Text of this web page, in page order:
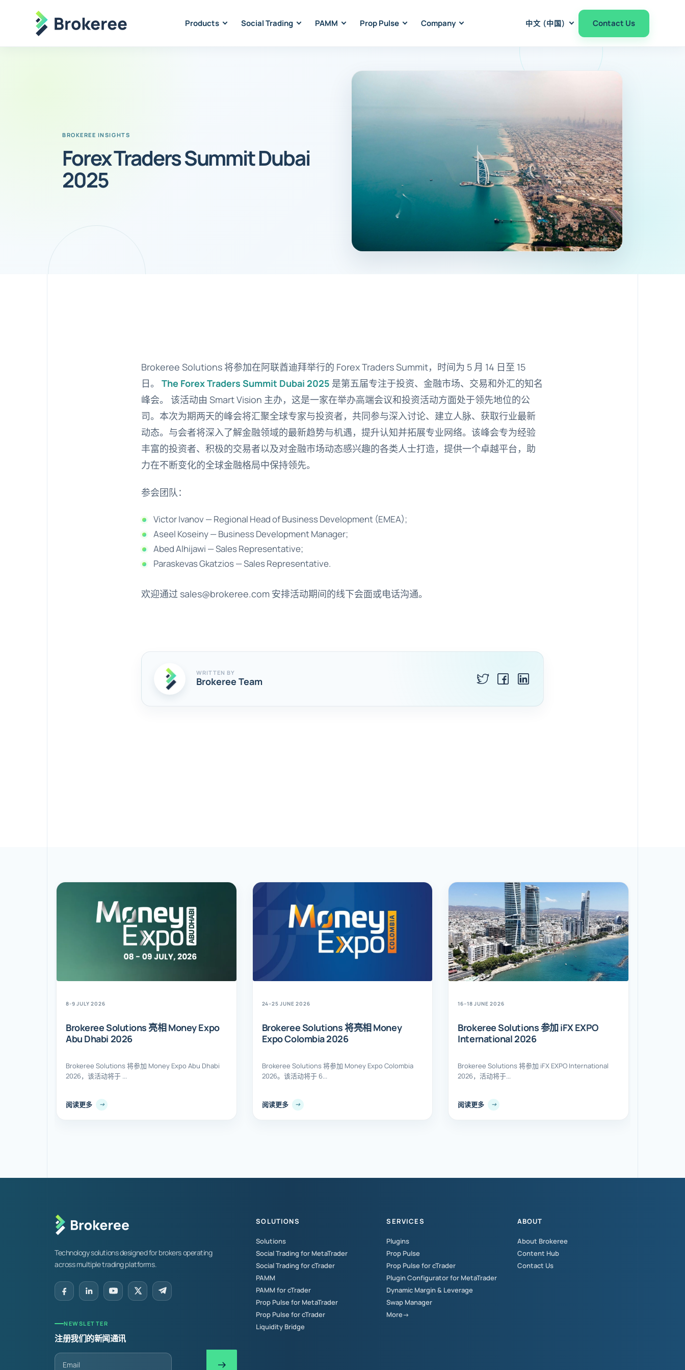
Products Social Trading PAMM Prop Pulse Company 中文 (中国) Contact Us
Forex Traders Summit Dubai
2025
Brokeree Solutions 将参加在阿联酋迪拜举行的 Forex Traders Summit，时间为 5 月 14 日至 15
日。 The Forex Traders Summit Dubai 2025 是第五届专注于投资、金融市场、交易和外汇的知名
峰会。 该活动由 Smart Vision 主办，这是一家在举办高端会议和投资活动方面处于领先地位的公
司。本次为期两天的峰会将汇聚全球专家与投资者，共同参与深入讨论、建立人脉、获取行业最新
动态。与会者将深入了解金融领域的最新趋势与机遇，提升认知并拓展专业网络。该峰会专为经验
丰富的投资者、积极的交易者以及对金融市场动态感兴趣的各类人士打造，提供一个卓越平台，助
力在不断变化的全球金融格局中保持领先。
参会团队：
Victor Ivanov — Regional Head of Business Development (EMEA);
Aseel Koseiny — Business Development Manager;
Abed Alhijawi — Sales Representative;
Paraskevas Gkatzios — Sales Representative.
欢迎通过 sales@brokeree.com 安排活动期间的线下会面或电话沟通。
WRITTEN BY
Brokeree Team
8-9 JULY 2026
Brokeree Solutions 亮相 Money Expo
Abu Dhabi 2026
Brokeree Solutions 将参加 Money Expo Abu Dhabi
2026，该活动将于 ...
阅读更多
24–25 JUNE 2026
Brokeree Solutions 将亮相 Money
Expo Colombia 2026
Brokeree Solutions 将参加 Money Expo Colombia
2026。该活动将于 6...
阅读更多
16–18 JUNE 2026
Brokeree Solutions 参加 iFX EXPO
International 2026
Brokeree Solutions 将参加 iFX EXPO International
2026，活动将于...
阅读更多
Technology solutions designed for brokers operating
across multiple trading platforms.
NEWSLETTER
注册我们的新闻通讯
SOLUTIONS
Solutions
Social Trading for MetaTrader
Social Trading for cTrader
PAMM
PAMM for cTrader
Prop Pulse for MetaTrader
Prop Pulse for cTrader
Liquidity Bridge
SERVICES
Plugins
Prop Pulse
Prop Pulse for cTrader
Plugin Configurator for MetaTrader
Dynamic Margin & Leverage
Swap Manager
More→
ABOUT
About Brokeree
Content Hub
Contact Us